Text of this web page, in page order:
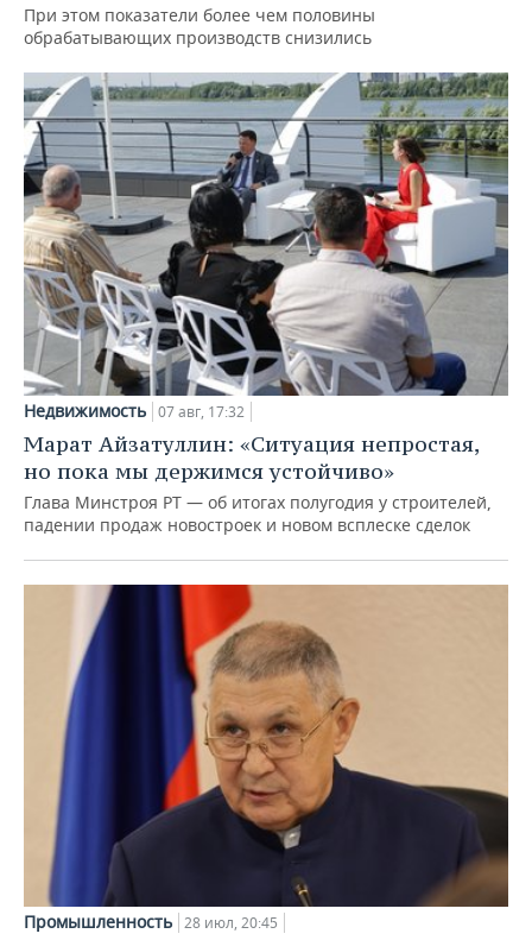
При этом показатели более чем половины
обрабатывающих производств снизились
Недвижимость 07 авг, 17:32
Марат Айзатуллин: «Ситуация непростая,
но пока мы держимся устойчиво»
Глава Минстроя РТ — об итогах полугодия у строителей,
падении продаж новостроек и новом всплеске сделок
Промышленность 28 июл, 20:45